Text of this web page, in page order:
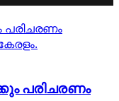
പരിചരണം